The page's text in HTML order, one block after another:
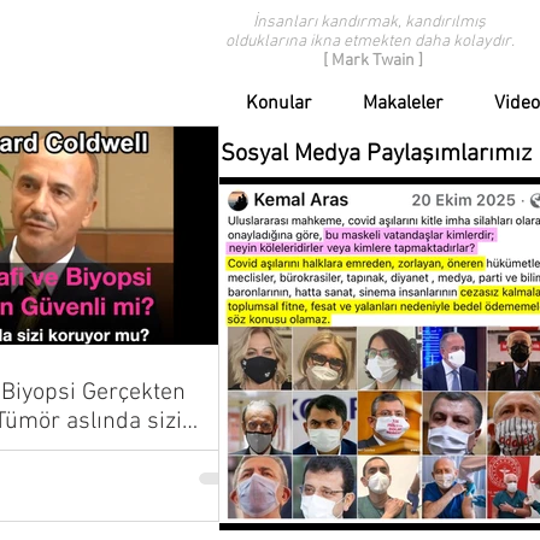
İnsanları kandırmak, kandırılmış
olduklarına ikna etmekten daha kolaydır.
[ Mark Twain ]
Konular Makaleler
Sosyal Medya Paylaşımlarımız
Gerçekten